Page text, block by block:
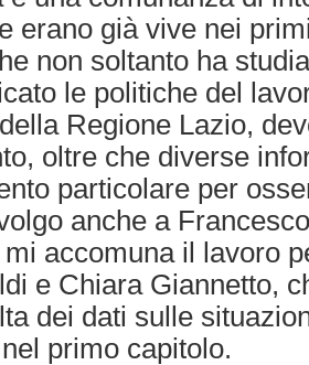
erano già vive nei
non soltanto ha
le politiche del
Regione Lazio,
oltre che diverse
particolare per
anche a
accomuna il lavoro
e Chiara Giannetto,
dei dati sulle
primo capitolo.